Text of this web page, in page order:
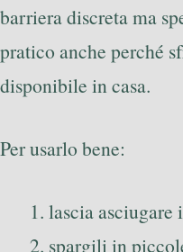
barriera discreta ma
pratico anche perché
disponibile in casa.
Per usarlo bene:
lascia asciugare
spargili in